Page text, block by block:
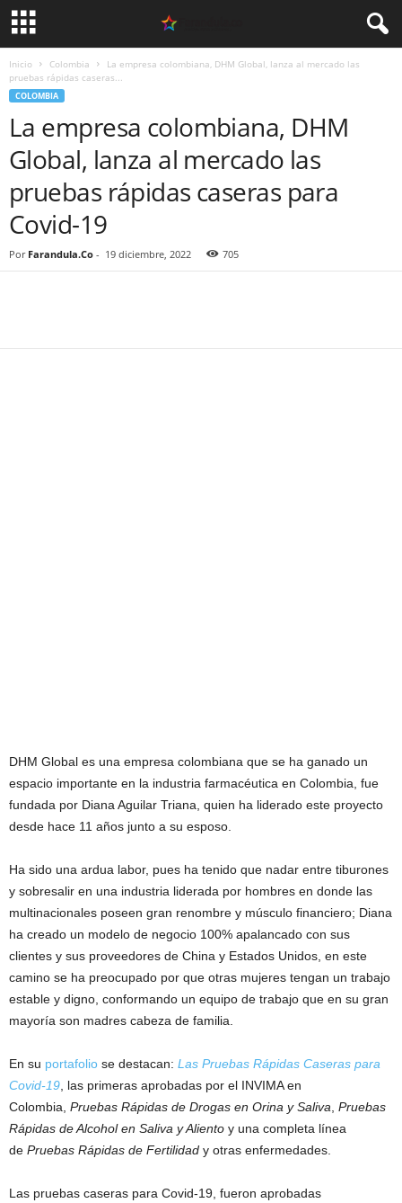
Inicio Colombia
La empresa colombiana, DHM Global, lanza al mercado las
pruebas rápidas caseras...
COLOMBIA
La empresa colombiana, DHM
Global, lanza al mercado las
pruebas rápidas caseras para
Covid-19
Por Farandula.Co - 19 diciembre, 2022 705
DHM Global es una empresa colombiana que se ha ganado un
espacio importante en la industria farmacéutica en Colombia, fue
fundada por Diana Aguilar Triana, quien ha liderado este proyecto
desde hace 11 años junto a su esposo.
Ha sido una ardua labor, pues ha tenido que nadar entre tiburones
y sobresalir en una industria liderada por hombres en donde las
multinacionales poseen gran renombre y músculo financiero; Diana
ha creado un modelo de negocio 100% apalancado con sus
clientes y sus proveedores de China y Estados Unidos, en este
camino se ha preocupado por que otras mujeres tengan un trabajo
estable y digno, conformando un equipo de trabajo que en su gran
mayoría son madres cabeza de familia.
En su portafolio se destacan: Las Pruebas Rápidas Caseras para
Covid-19 , las primeras aprobadas por el INVIMA en
Colombia, Pruebas Rápidas de Drogas en Orina y Saliva Pruebas
Rápidas de Alcohol en Saliva y Aliento y una completa línea
de Pruebas Rápidas de Fertilidad y otras enfermedades.
Las pruebas caseras para Covid-19, fueron aprobadas